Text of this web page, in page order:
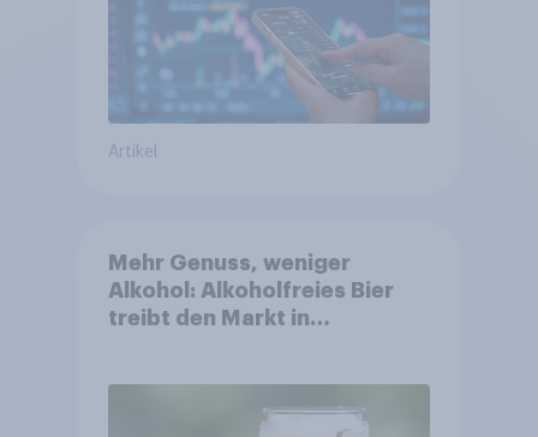
Artikel
Mehr Genuss, weniger
Alkohol: Alkoholfreies Bier
treibt den Markt in